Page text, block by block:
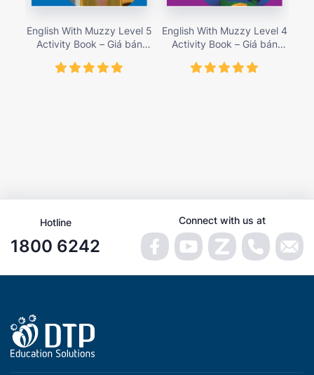
English With Muzzy Level 5
Activity Book – Giá bán
English With Muzzy Level 4
Activity Book – Giá bán
Hotline
1800 6242
Connect with us at